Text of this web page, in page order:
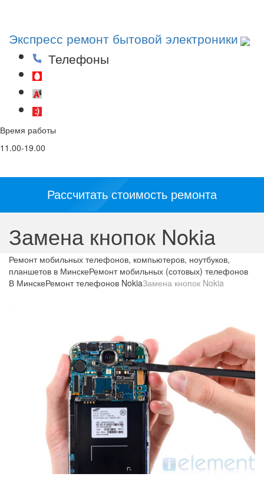
Экспресс ремонт бытовой электроники
Телефоны
Время работы
11.00-19.00
Рассчитать стоимость ремонта
Замена кнопок Nokia
Ремонт мобильных телефонов, компьютеров, ноутбуков,
планшетов в МинскеРемонт мобильных (сотовых) телефонов
В МинскеРемонт телефонов NokiaЗамена кнопок Nokia